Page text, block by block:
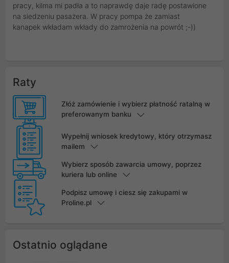
pracy, kilma mi padła a to naprawdę daje radę postawione
na siedzeniu pasażera. W pracy pompa że zamiast
kanapek wkładam wkłady do zamrożenia na powrót ;-))
Raty
Złóż zamówienie i wybierz płatność ratalną w
preferowanym banku
Wypełnij wniosek kredytowy, który otrzymasz
mailem
Wybierz sposób zawarcia umowy, poprzez
kuriera lub online
Podpisz umowę i ciesz się zakupami w
Proline.pl
Ostatnio oglądane